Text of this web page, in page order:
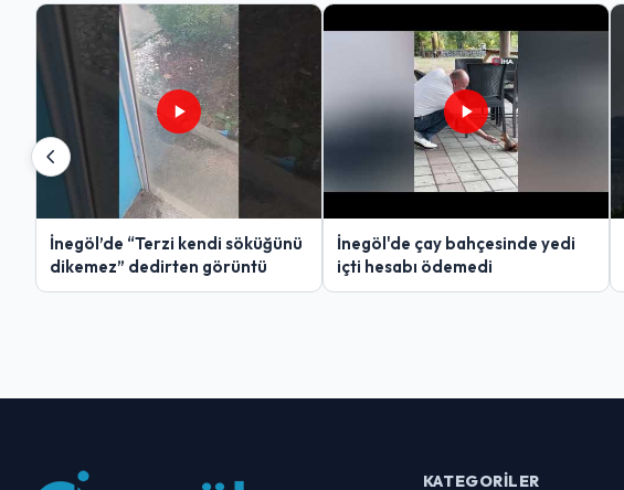
İnegöl’de “Terzi kendi söküğünü
dikemez” dedirten görüntü
İnegöl'de çay bahçesinde yedi
içti hesabı ödemedi
KATEGORILER